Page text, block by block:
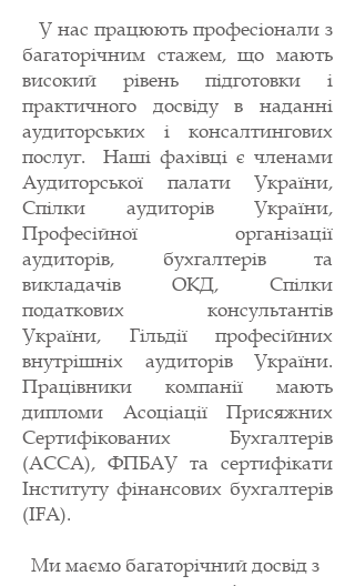
У нас працюють професіонали з
багаторічним стажем, що мають
високий рівень підготовки і
практичного досвіду в наданні
аудиторських і консалтингових
послуг. Наші фахівці є членами
Аудиторської палати України,
Спілки аудиторів України,
Професійної організації
аудиторів, бухгалтерів та
викладачів ОКД, Спілки
податкових консультантів
України, Гільдії професійних
внутрішніх аудиторів України.
Працівники компанії мають
дипломи Асоціації Присяжних
Сертифікованих Бухгалтерів
(АССА), ФПБАУ та сертифікати
Інституту фінансових бухгалтерів
(IFA).
Ми маємо багаторічний досвід з